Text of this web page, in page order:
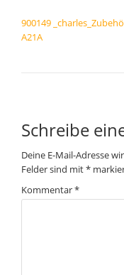
900149
A21A
Schreibe
Deine E-Mail-Adresse
Felder sind mit*
Kommentar*